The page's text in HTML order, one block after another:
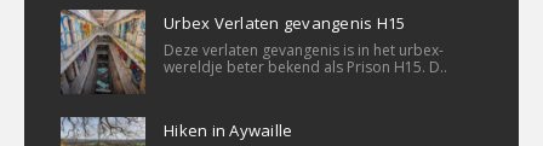
Urbex Verlaten gevangenis H15
Deze verlaten gevangenis is in het urbex-
wereldje beter bekend als Prison H15. D..
Hiken in Aywaille